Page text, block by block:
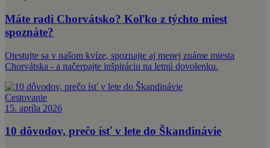
Máte radi Chorvátsko? Koľko z týchto miest
spoznáte?
Otestujte sa v našom kvíze, spoznajte aj menej známe miesta
Chorvátska - a načerpajte inšpiráciu na letnú dovolenku.
Cestovanie
15. apríla 2026
10 dôvodov, prečo ísť v lete do Škandinávie